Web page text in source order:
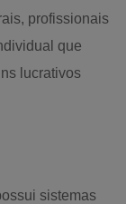
profissionais
que
lucrativos
sistemas